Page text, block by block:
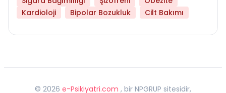
Kardioloji
Bipolar Bozukluk Cilt Bakımı
© 2026 e-Psikiyatri.com , bir NPGRUP sitesidir,